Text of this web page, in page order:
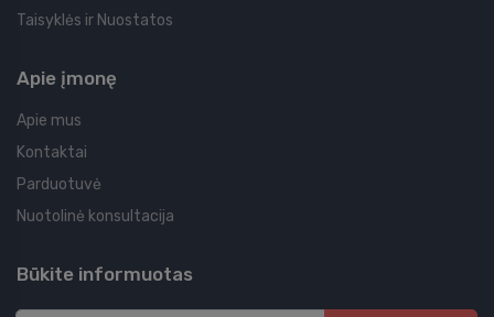
Taisyklės ir Nuostatos
Apie įmonę
Apie mus
Kontaktai
Parduotuvė
Nuotolinė konsultacija
Būkite informuotas